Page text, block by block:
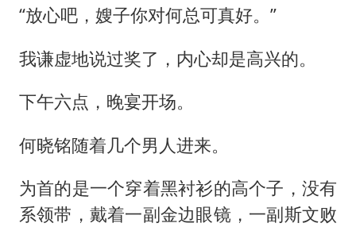
“放心吧，嫂子你对何总可真好。”
我谦虚地说过奖了，内心却是高兴的。
下午六点，晚宴开场。
何晓铭随着几个男人进来。
为首的是一个穿着黑衬衫的高个子，没有
系领带，戴着一副金边眼镜，一副斯文败